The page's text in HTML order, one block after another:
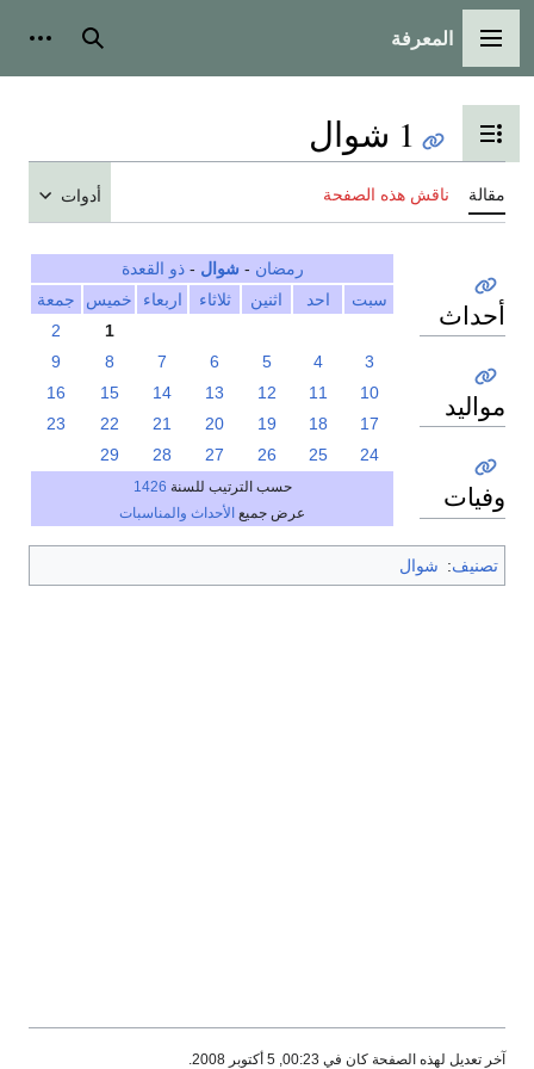
القائمة الرئيسية
المعرفة بحث
تبديل عرض جدول المحتويات
1 شوال
مقالة ناقش هذه الصفحة أدوات
رمضان - شوال -ذو القعدة
سبت
احد اثنين ثلاثاء اربعاء خميس
جمعة
1
2
3
4
5
6
7
8
9
10
11
12
13
14
15
16
17
18
19
20
21
22
23
24
25
26
27
28
29
حسب الترتيب للسنة 1426
عرض جميع الأحداث والمناسبات
أحداث
مواليد
وفيات
تصنيف: شوال
آخر تعديل لهذه الصفحة كان في 00:23, 5 أكتوبر 2008.